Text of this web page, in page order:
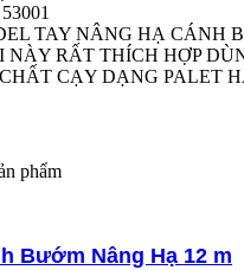
53001
TAY NÂNG HẠ CÁNH
NÀY RẤT THÍCH HỢP
CẠY DẠNG PALET
phẩm
Bướm Nâng Hạ 12 m